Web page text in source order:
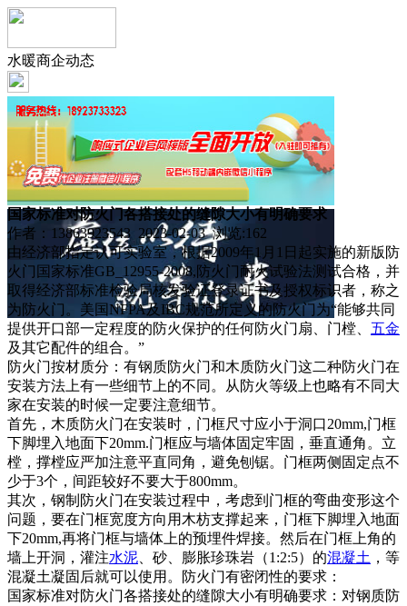
水暖商企动态
国家标准对防火门各搭接处的缝隙大小有明确要求
作者：13863923543 2023-02-03 浏览:162
由经济部指定认可实验室，根据2009年1月1日起实施的新版防
火门国家标准GB_12955-2008,防火门耐火试验法测试合格，并
取得经济部标准检验局核发验证登录证书及授权标识者，称之
为防火门。美国NFPA及IBC规范所定义的防火门为“能够共同
提供开口部一定程度的防火保护的任何防火门扇、门樘、 五金
及其它配件的组合。”
防火门按材质分：有钢质防火门和木质防火门这二种防火门在
安装方法上有一些细节上的不同。从防火等级上也略有不同大
家在安装的时候一定要注意细节。
首先，木质防火门在安装时，门框尺寸应小于洞口20mm,门框
下脚埋入地面下20mm.门框应与墙体固定牢固，垂直通角。立
樘，撑樘应严加注意平直同角，避免刨锯。门框两侧固定点不
少于3个，间距较好不要大于800mm。
其次，钢制防火门在安装过程中，考虑到门框的弯曲变形这个
问题，要在门框宽度方向用木枋支撑起来，门框下脚埋入地面
下20mm,再将门框与墙体上的预埋件焊接。然后在门框上角的
墙上开洞，灌注水泥 、砂、膨胀珍珠岩（1:2:5）的混凝土 ，等
混凝土凝固后就可以使用。防火门有密闭性的要求：
国家标准对防火门各搭接处的缝隙大小有明确要求：对钢质防